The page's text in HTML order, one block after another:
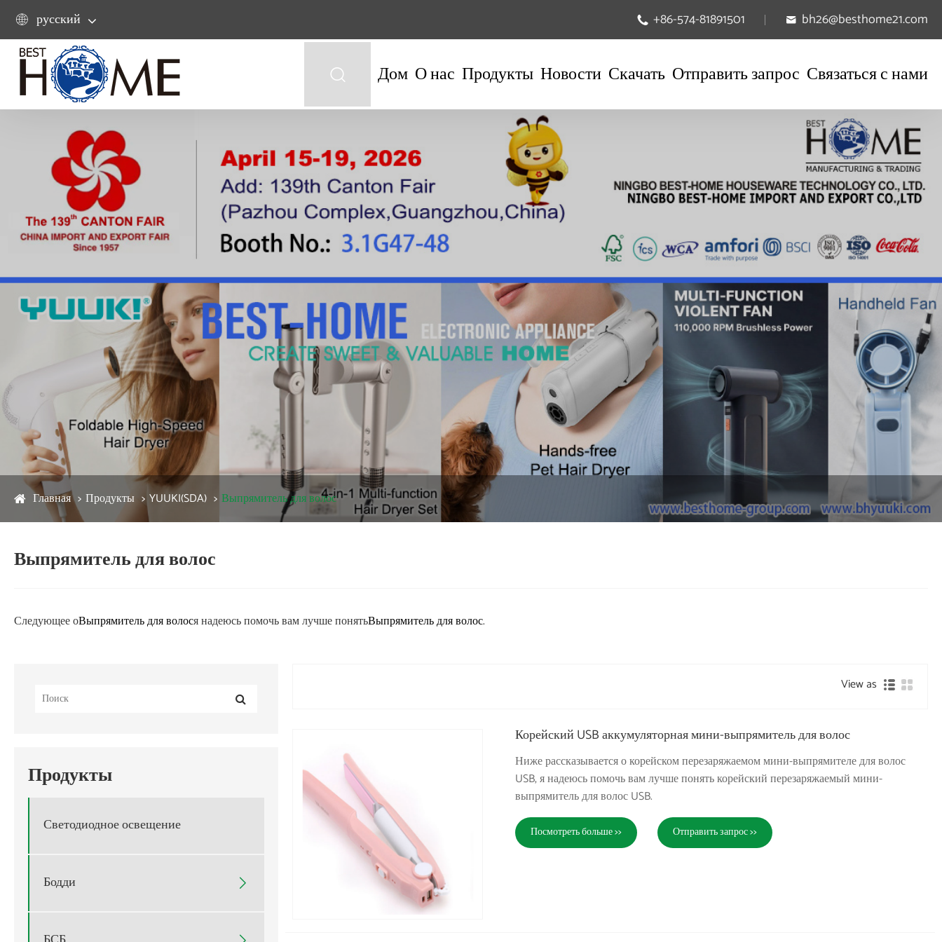
 русский  +86-574-81891501  bh26@besthome21.com
 Дом О нас Продукты Новости Скачать Отправить запрос Связаться с нами
Главная Продукты YUUKI(SDA) Выпрямитель для волос
Выпрямитель для волос
Следующее оВыпрямитель для волося надеюсь помочь вам лучше понятьВыпрямитель для волос.
Продукты
Светодиодное освещение
Бодди 
View as
Корейский USB аккумуляторная мини-выпрямитель для волос
Ниже рассказывается о корейском перезаряжаемом мини-выпрямителе для волос
USB, я надеюсь помочь вам лучше понять корейский перезаряжаемый мини-
выпрямитель для волос USB.
Посмотреть больше >> Отправить запрос >>